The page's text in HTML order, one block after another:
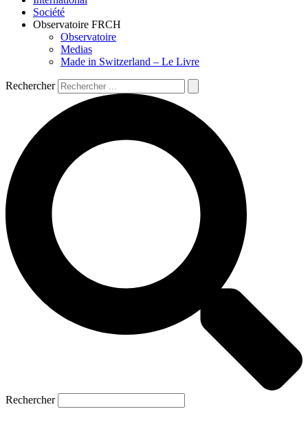
Société
Observatoire FRCH
Observatoire
Medias
Made in Switzerland – Le Livre
Rechercher
Rechercher